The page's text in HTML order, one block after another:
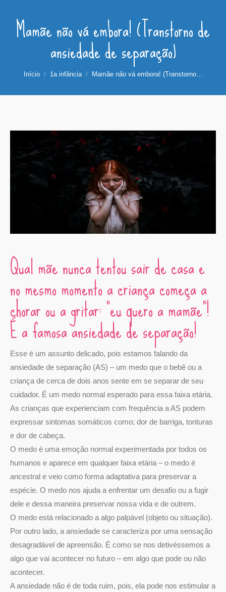
Mamãe não vá embora! (Transtorno de
ansiedade de separação)
Você está aqui:
Início 1a infância Mamãe não vá embora! (Transtorno…
Qual mãe nunca tentou sair de casa e
no mesmo momento a criança começa a
chorar ou a gritar: “eu quero a mamãe”!
É a famosa ansiedade de separação!
Esse é um assunto delicado, pois estamos falando da
ansiedade de separação (AS) – um medo que o bebê ou a
criança de cerca de dois anos sente em se separar de seu
cuidador. É um medo normal esperado para essa faixa etária.
As crianças que experienciam com frequência a AS podem
expressar sintomas somáticos como; dor de barriga, tonturas
e dor de cabeça.
O medo é uma emoção normal experimentada por todos os
humanos e aparece em qualquer faixa etária – o medo é
ancestral e veio como forma adaptativa para preservar a
espécie. O medo nos ajuda a enfrentar um desafio ou a fugir
dele e dessa maneira preservar nossa vida e de outrem.
O medo está relacionado a algo palpável (objeto ou situação).
Por outro lado, a ansiedade se caracteriza por uma sensação
desagradável de apreensão. É como se nos detivéssemos a
algo que vai acontecer no futuro – em algo que pode ou não
acontecer.
A ansiedade não é de toda ruim, pois, ela pode nos estimular a